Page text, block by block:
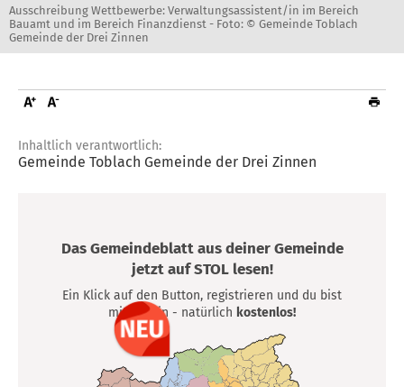
Ausschreibung Wettbewerbe: Verwaltungsassistent/in im Bereich
Bauamt und im Bereich Finanzdienst - Foto: © Gemeinde Toblach
Gemeinde der Drei Zinnen
Inhaltlich verantwortlich:
Gemeinde Toblach Gemeinde der Drei Zinnen
Das Gemeindeblatt aus deiner Gemeinde
jetzt auf STOL lesen!
Ein Klick auf den Button, registrieren und du bist
mittendrin - natürlich kostenlos!